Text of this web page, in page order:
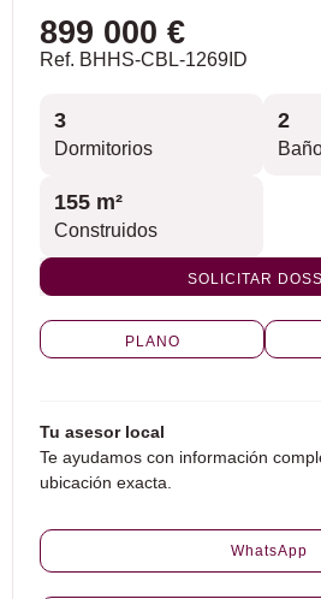
899 000 €
Ref. BHHS-CBL-1269ID
3
Dormitorios
2
155 m²
Construidos
SOLICITAR
PLANO
Tu asesor local
Te ayudamos con información
ubicación exacta.
WhatsApp